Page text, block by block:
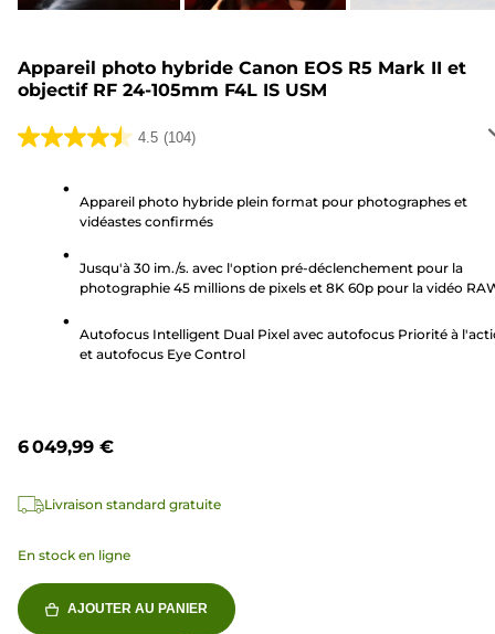
Appareil photo hybride Canon EOS R5 Mark II et
objectif RF 24-105mm F4L IS USM
4.5 (104)
4.5
étoiles.
Appareil photo hybride plein format pour photographes et
vidéastes confirmés
Jusqu'à 30 im./s. avec l'option pré-déclenchement pour la
photographie 45 millions de pixels et 8K 60p pour la vidéo
Autofocus Intelligent Dual Pixel avec autofocus Priorité à
et autofocus Eye Control
6 049,99 €
Livraison standard gratuite
En stock en ligne
AJOUTER AU PANIER